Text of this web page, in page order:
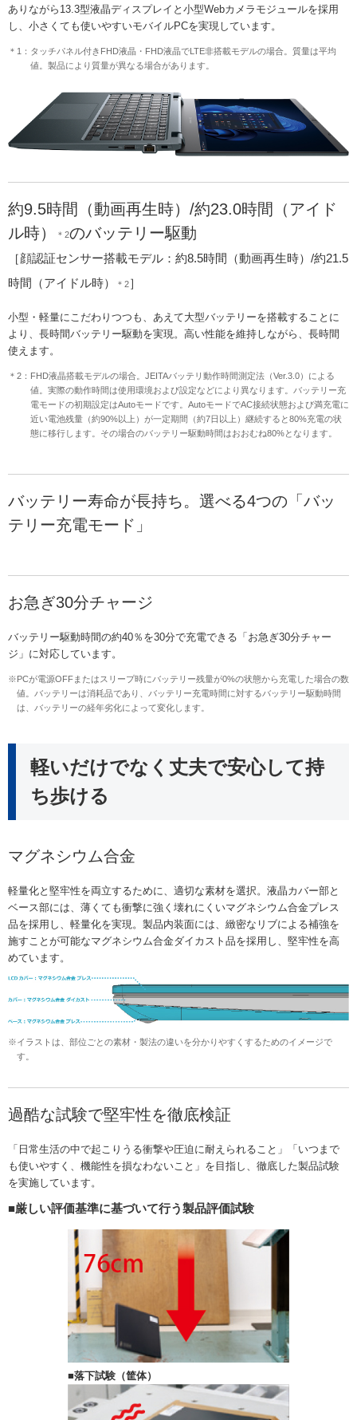
ありながら13.3型液晶ディスプレイと小型Webカメラモジュールを採用
し、小さくても使いやすいモバイルPCを実現しています。
＊1：タッチパネル付きFHD液晶・FHD液晶でLTE非搭載モデルの場合。質量は平均
値。製品により質量が異なる場合があります。
約9.5時間（動画再生時）/約23.0時間（アイド
ル時）
＊2のバッテリー駆動
［顔認証センサー搭載モデル：約8.5時間（動画再生時）/約21.5
時間（アイドル時）
＊2］
小型・軽量にこだわりつつも、あえて大型バッテリーを搭載することに
より、長時間バッテリー駆動を実現。高い性能を維持しながら、長時間
使えます。
＊2：FHD液晶搭載モデルの場合。JEITAバッテリ動作時間測定法（Ver.3.0）による
値。実際の動作時間は使用環境および設定などにより異なります。バッテリー充
電モードの初期設定はAutoモードです。AutoモードでAC接続状態および満充電に
近い電池残量（約90%以上）が一定期間（約7日以上）継続すると80%充電の状
態に移行します。その場合のバッテリー駆動時間はおおむね80%となります。
バッテリー寿命が長持ち。選べる4つの「バッ
テリー充電モード」
お急ぎ30分チャージ
バッテリー駆動時間の約40％を30分で充電できる「お急ぎ30分チャー
ジ」に対応しています。
※PCが電源OFFまたはスリープ時にバッテリー残量が0%の状態から充電した場合の数
値。バッテリーは消耗品であり、バッテリー充電時間に対するバッテリー駆動時間
は、バッテリーの経年劣化によって変化します。
軽いだけでなく丈夫で安心して持
ち歩ける
マグネシウム合金
軽量化と堅牢性を両立するために、適切な素材を選択。液晶カバー部と
ベース部には、薄くても衝撃に強く壊れにくいマグネシウム合金プレス
品を採用し、軽量化を実現。製品内装面には、緻密なリブによる補強を
施すことが可能なマグネシウム合金ダイカスト品を採用し、堅牢性を高
めています。
※イラストは、部位ごとの素材・製法の違いを分かりやすくするためのイメージで
す。
過酷な試験で堅牢性を徹底検証
「日常生活の中で起こりうる衝撃や圧迫に耐えられること」「いつまで
も使いやすく、機能性を損なわないこと」を目指し、徹底した製品試験
を実施しています。
■厳しい評価基準に基づいて行う製品評価試験
■落下試験（筐体）